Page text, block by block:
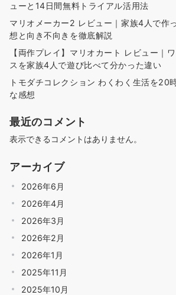
ューと14日間無料トライアル活用法
マリオメーカー2 レビュー｜家族4人で作
想と向き不向きを徹底解説
【両作プレイ】マリオカート レビュー｜
スを家族4人で遊び比べて分かった違い
トモダチコレクション わくわく生活を20
な感想
最近のコメント
表示できるコメントはありません。
アーカイブ
2026年6月
2026年4月
2026年3月
2026年2月
2026年1月
2025年11月
2025年10月